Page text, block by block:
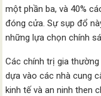
một phần ba, và 40%
đóng cửa. Sự sụp đổ
những lựa chọn chính
Các chính trị gia
dựa vào các nhà cung
kinh tế và an ninh then